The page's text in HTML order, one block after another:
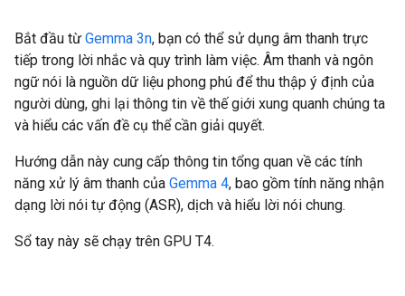
Bắt đầu từ Gemma 3n, bạn có thể sử dụng âm thanh trực
tiếp trong lời nhắc và quy trình làm việc. Âm thanh và ngôn
ngữ nói là nguồn dữ liệu phong phú để thu thập ý định của
người dùng, ghi lại thông tin về thế giới xung quanh chúng ta
và hiểu các vấn đề cụ thể cần giải quyết.
Hướng dẫn này cung cấp thông tin tổng quan về các tính
năng xử lý âm thanh của Gemma 4, bao gồm tính năng nhận
dạng lời nói tự động (ASR), dịch và hiểu lời nói chung.
Sổ tay này sẽ chạy trên GPU T4.